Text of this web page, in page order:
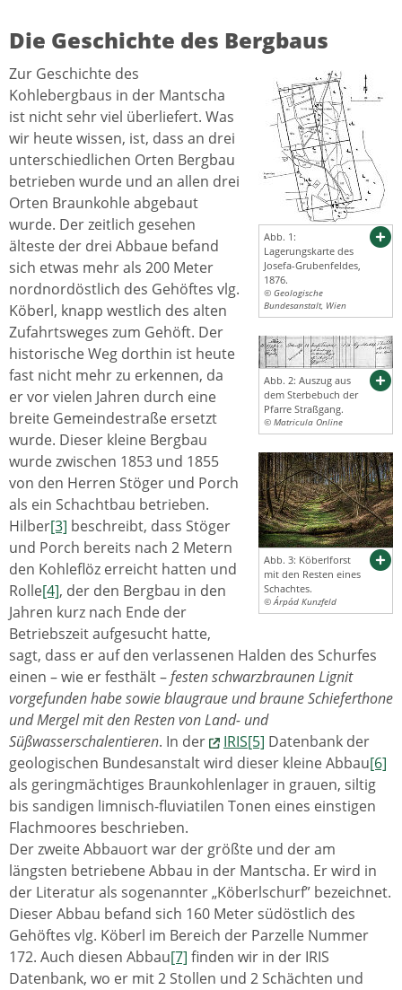
Die Geschichte des Bergbaus
Abb. 1:
Lagerungskarte des
Josefa-Grubenfeldes,
1876.
© Geologische
Bundesanstalt, Wien
Abb. 2: Auszug aus
dem Sterbebuch der
Pfarre Straßgang.
© Matricula Online
Abb. 3: Köberlforst
mit den Resten eines
Schachtes.
© Árpád Kunzfeld
Zur Geschichte des
Kohlebergbaus in der Mantscha
ist nicht sehr viel überliefert. Was
wir heute wissen, ist, dass an drei
unterschiedlichen Orten Bergbau
betrieben wurde und an allen drei
Orten Braunkohle abgebaut
wurde. Der zeitlich gesehen
älteste der drei Abbaue befand
sich etwas mehr als 200 Meter
nordnordöstlich des Gehöftes vlg.
Köberl, knapp westlich des alten
Zufahrtsweges zum Gehöft. Der
historische Weg dorthin ist heute
fast nicht mehr zu erkennen, da
er vor vielen Jahren durch eine
breite Gemeindestraße ersetzt
wurde. Dieser kleine Bergbau
wurde zwischen 1853 und 1855
von den Herren Stöger und Porch
als ein Schachtbau betrieben.
Hilber[3] beschreibt, dass Stöger
und Porch bereits nach 2 Metern
den Kohleflöz erreicht hatten und
Rolle[4], der den Bergbau in den
Jahren kurz nach Ende der
Betriebszeit aufgesucht hatte,
sagt, dass er auf den verlassenen Halden des Schurfes
einen – wie er festhält –festen schwarzbraunen Lignit
vorgefunden habe sowie blaugraue und braune Schieferthone
und Mergel mit den Resten von Land- und
Süßwasserschalentieren. In der IRIS[5] Datenbank der
geologischen Bundesanstalt wird dieser kleine Abbau[6]
als geringmächtiges Braunkohlenlager in grauen, siltig
bis sandigen limnisch-fluviatilen Tonen eines einstigen
Flachmoores beschrieben.
Der zweite Abbauort war der größte und der am
längsten betriebene Abbau in der Mantscha. Er wird in
der Literatur als sogenannter „Köberlschurf” bezeichnet.
Dieser Abbau befand sich 160 Meter südöstlich des
Gehöftes vlg. Köberl im Bereich der Parzelle Nummer
172. Auch diesen Abbau[7] finden wir in der IRIS
Datenbank, wo er mit 2 Stollen und 2 Schächten und